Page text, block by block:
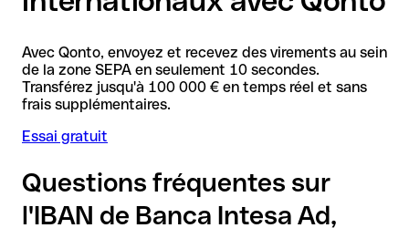
Avec Qonto, envoyez et recevez des virements au sein
de la zone SEPA en seulement 10 secondes.
Transférez jusqu'à 100 000 € en temps réel et sans
frais supplémentaires.
Essai gratuit
Questions fréquentes sur
l'IBAN de Banca Intesa Ad,